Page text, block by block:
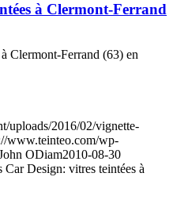
à Clermont-Ferrand
Clermont-Ferrand (63) en
uploads/2016/02/vignette-
www.teinteo.com/wp-
ODiam2010-08-30
Car Design: vitres teintées à